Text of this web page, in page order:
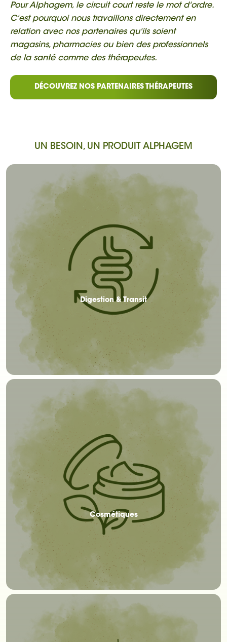
Pour Alphagem, le circuit court reste le mot d'ordre.
C'est pourquoi nous travaillons directement en
relation avec nos partenaires qu'ils soient
magasins, pharmacies ou bien des professionnels
de la santé comme des thérapeutes.
DÉCOUVREZ NOS PARTENAIRES THÉRAPEUTES
UN BESOIN, UN PRODUIT ALPHAGEM
Digestion & Transit
Cosmétiques